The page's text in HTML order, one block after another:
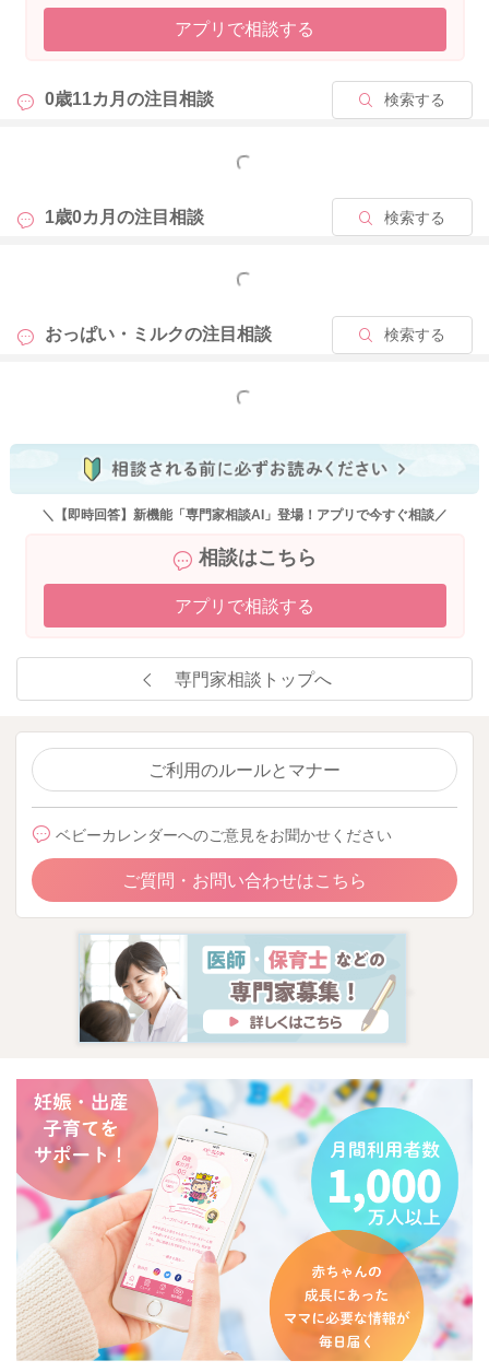
になります。
乳製品、甘いもの、脂っこいものの摂取を控えるようにされる
そうしていただくことでも、トラブル防止につながっていきま
す。
どうぞよろしくお願いします。
アプリで相談する
0歳11カ月の注目相談 検索する
もっと見る
1歳0カ月の注目相談 検索する
もっと見る
おっぱい・ミルクの注目相談 検索する
もっと見る
＼【即時回答】新機能「専門家相談AI」登場！アプリで今すぐ相談／
相談はこちら
アプリで相談する
専門家相談トップへ
ご利用のルールとマナー
ベビーカレンダーへのご意見をお聞かせください
ご質問・お問い合わせはこちら